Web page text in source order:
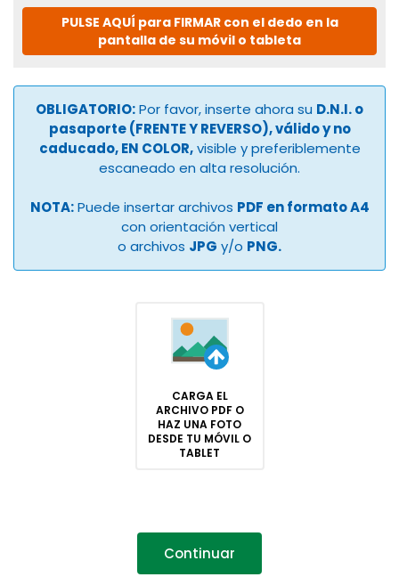
PULSE AQUÍ para FIRMAR con el dedo en la
pantalla de su móvil o tableta
OBLIGATORIO:Por favor, inserte ahora su D.N.I. o
pasaporte (FRENTE Y REVERSO), válido y no
caducado, EN COLOR,visible y preferiblemente
escaneado en alta resolución.
NOTA:Puede insertar archivos PDF en formato A4
con orientación vertical
o archivos JPG y/o PNG.
CARGA EL
ARCHIVO PDF O
HAZ UNA FOTO
DESDE TU MÓVIL O
TABLET
Continuar